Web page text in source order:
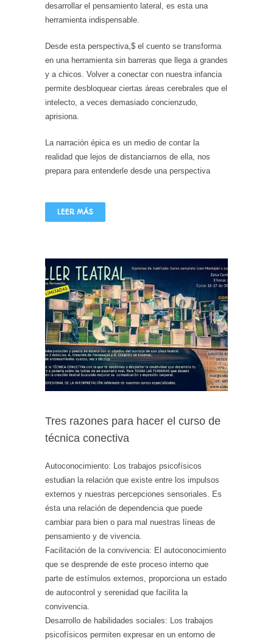
desarrollar el pensamiento lateral, es esta una
herramienta indispensable.
Desde esta perspectiva,$ el cuento se transforma
en una herramienta sin barreras que llega a grandes
y a chicos. Volver a conectar con nuestra infancia
permite desbloquear ciertas áreas cerebrales que el
intelecto, a veces demasiado concienzudo,
aprisiona.
La narración épica es un medio de contar la
realidad que lejos de distanciarnos de ella, nos
prepara para entenderle desde una perspectiva
LEER MÁS
Tres razones para hacer el curso de
técnica conectiva
Autoconocimiento: Los trabajos psicofísicos
estudian la relación que existe entre los impulsos
externos y nuestras percepciones sensoriales. Es
ésta una relación de dependencia que puede
cambiar para bien o para mal nuestras líneas de
pensamiento y de vivencia.
Facilitación de la convivencia: El autoconocimiento
que se desprende de este proceso interno que
parte de estímulos externos, proporciona un estado
de autocontrol y serenidad que facilita la
convivencia.
Desarrollo de habilidades sociales: Los trabajos
psicofísicos permiten expresar en un entorno de